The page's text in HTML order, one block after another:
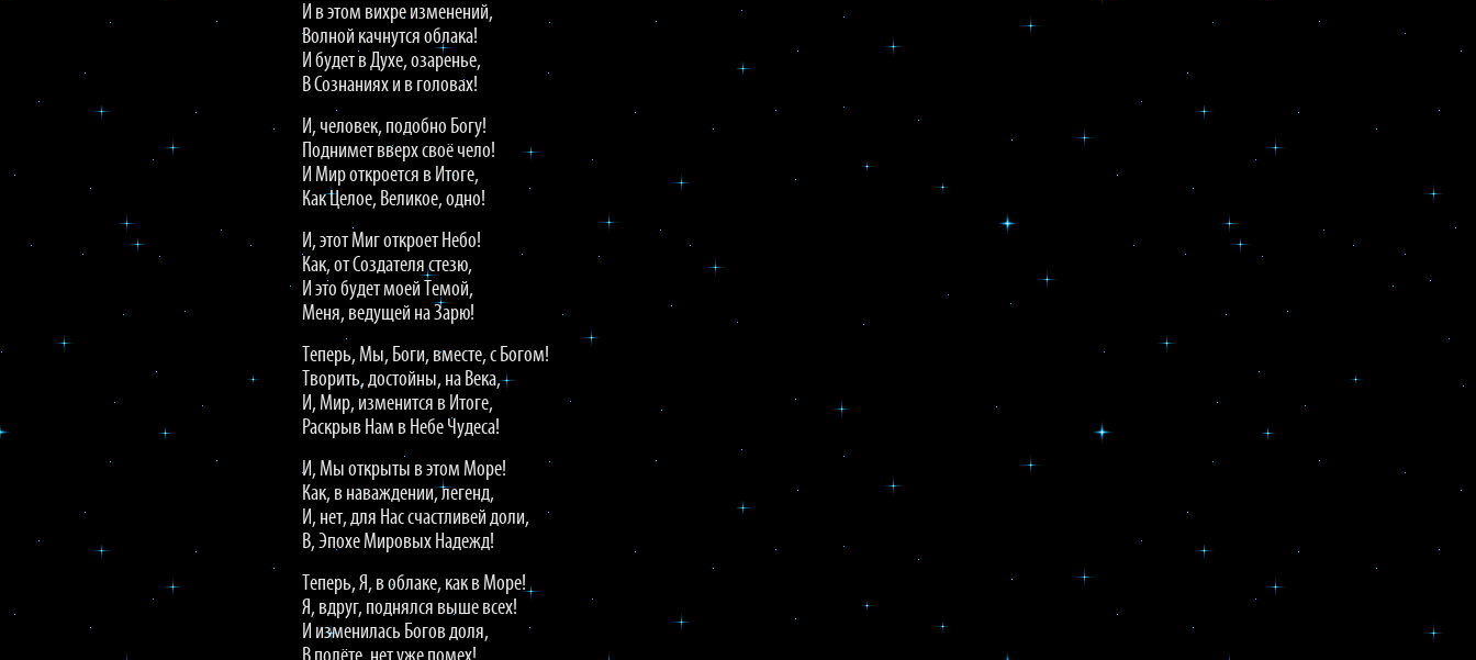
И в этом вихре изменений,
Волной качнутся облака!
И будет в Духе, озаренье,
В Сознаниях и в головах!
И, человек, подобно Богу!
Поднимет вверх своё чело!
И Мир откроется в Итоге,
Как Целое, Великое, одно!
И, этот Миг откроет Небо!
Как, от Создателя стезю,
И это будет моей Темой,
Меня, ведущей на Зарю!
Теперь, Мы, Боги, вместе, с Богом!
Творить, достойны, на Века,
И, Мир, изменится в Итоге,
Раскрыв Нам в Небе Чудеса!
И, Мы открыты в этом Море!
Как, в наваждении, легенд,
И, нет, для Нас счастливей доли,
В, Эпохе Мировых Надежд!
Теперь, Я, в облаке, как в Море!
Я, вдруг, поднялся выше всех!
И изменилась Богов доля,